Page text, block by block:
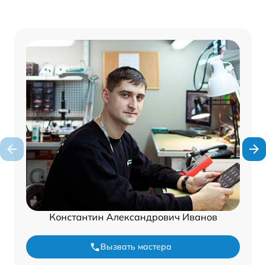
Константин Александрович Иванов
Вызвать мастера